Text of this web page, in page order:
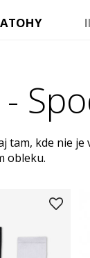
tam, kde nie
obleku.